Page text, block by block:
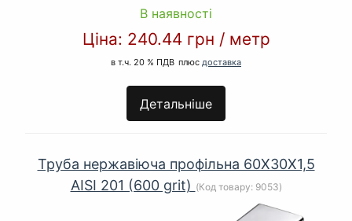
В наявності
Ціна: 240.44 грн / метр
в т.ч. 20 % ПДВ плюс доставка
Детальніше
Труба нержавіюча профільна 60Х30Х1,5
AISI 201 (600 grit) (Код товару: 9053)